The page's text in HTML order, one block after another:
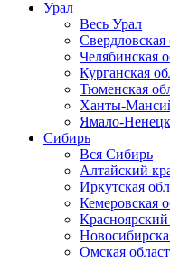
Урал
Весь Урал
Свердловская
Челябинская
Курганская
Тюменская
Ханты-
Ямало-
Сибирь
Вся Сибирь
Алтайский
Иркутская
Кемеровская
Омская